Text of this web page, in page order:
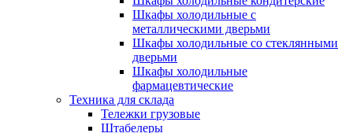
Шкафы холодильные с
металлическими дверьми
Шкафы холодильные со стеклянными
дверьми
Шкафы холодильные
фармацевтические
Техника для склада
Тележки грузовые
Штабелеры